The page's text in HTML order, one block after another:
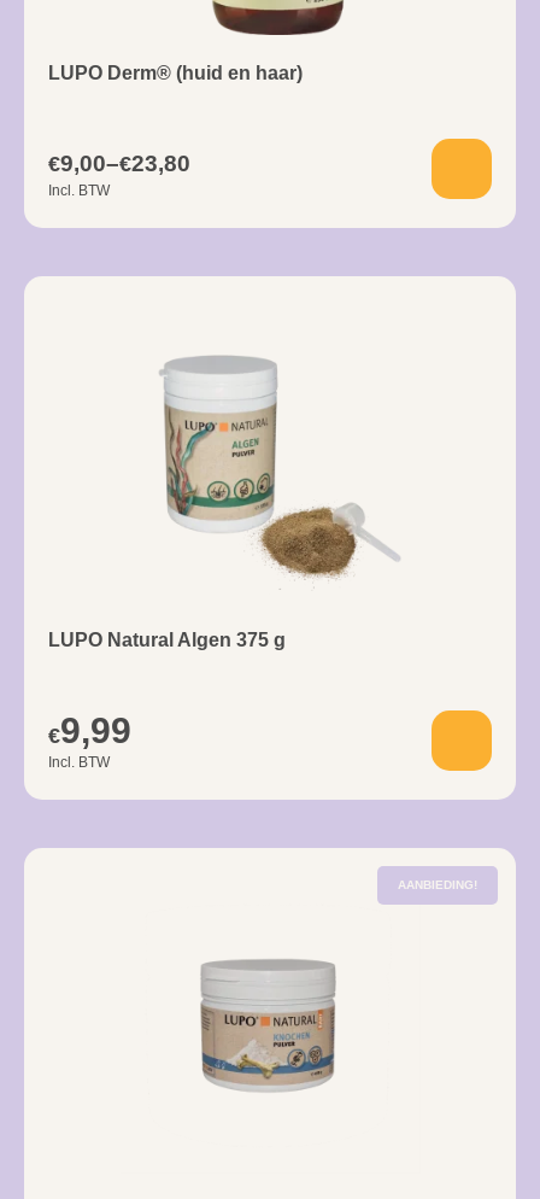
LUPO Derm® (huid en haar)
€9,00–€23,80
Incl. BTW
LUPO Natural Algen 375 g
€9,99
Incl. BTW
AANBIEDING!